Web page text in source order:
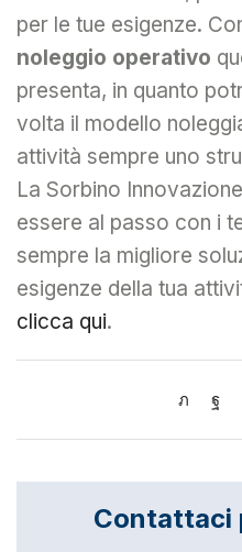
per le tue esigenze.
noleggio operativo
presenta, in quanto
volta il modello
attività sempre uno
La Sorbino
essere al passo con i
sempre la migliore
esigenze della tua
clicca qui.
Contattaci